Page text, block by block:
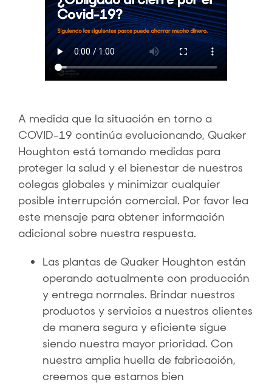
A medida que la situación en torno a
COVID-19 continúa evolucionando, Quaker
Houghton está tomando medidas para
proteger la salud y el bienestar de nuestros
colegas globales y minimizar cualquier
posible interrupción comercial. Por favor lea
este mensaje para obtener información
adicional sobre nuestra respuesta.
Las plantas de Quaker Houghton están
operando actualmente con producción
y entrega normales. Brindar nuestros
productos y servicios a nuestros clientes
de manera segura y eficiente sigue
siendo nuestra mayor prioridad. Con
nuestra amplia huella de fabricación,
creemos que estamos bien